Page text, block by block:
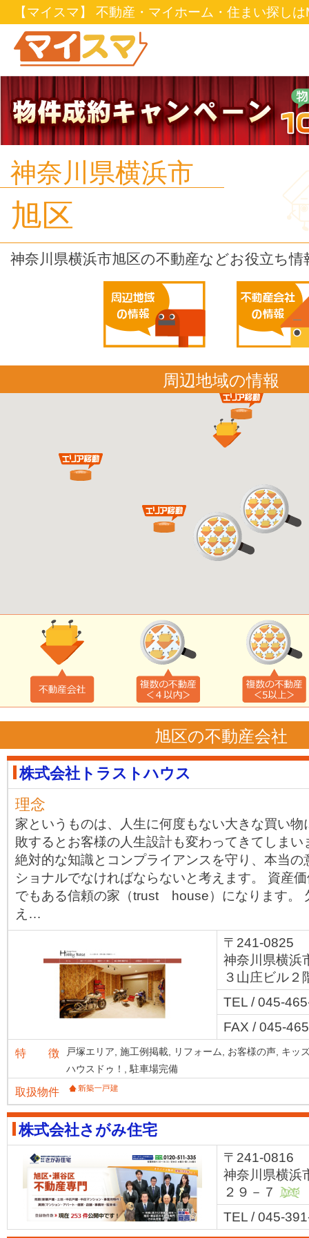
【マイスマ】 不動産・マイホーム・住まい探し
神奈川県横浜市
旭区
神奈川県横浜市旭区の不動産などお役立ち情
周辺地域の情報
旭区の不動産会社
株式会社トラストハウス
理念
家というものは、人生に何度もない大きな買い物
敗するとお客様の人生設計も変わってきてしまい
絶対的な知識とコンプライアンスを守り、本当の
ショナルでなければならないと考えます。 資産
でもある信頼の家（trust house）になります。
え…
〒241-0825
神奈川県横浜
３山庄ビル２
TEL / 045-
FAX / 045-
特 徴 戸塚エリア, 施工例掲載, リフォーム, お客様の声, キッ
ハウスドゥ！,
駐車場完備
取扱物件
株式会社さがみ住宅
〒241-0816
神奈川県横浜
２９－７
MAP
TEL / 045-